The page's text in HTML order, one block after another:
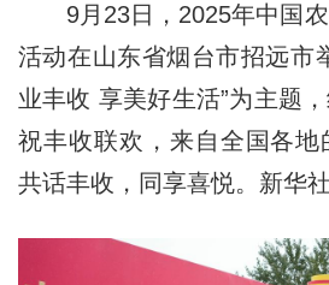
9月23日，2025年中国农
活动在山东省烟台市招远市
业丰收 享美好生活”为主题
祝丰收联欢，来自全国各地
共话丰收，同享喜悦。新华